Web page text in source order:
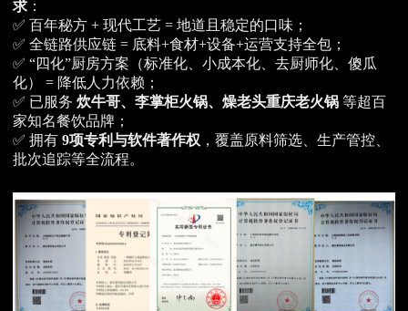
求 ：
✅ 百年秘方 + 现代工艺 = 地道且稳定的口味；
✅ 全链路供应链 = 底料+食材+设备+运营支持全包；
✅ “四化”厨房方案（标准化、小成本化、去厨师化、傻瓜
化） = 降低人力依赖；
✅ 已服务 炊牛哥、李掌柜火锅、燥老头重庆老火锅 等超百
家知名餐饮品牌；
✅ 拥有 9项专利与软件著作权 ，覆盖原料筛选、生产管控、
批次追踪等全流程。